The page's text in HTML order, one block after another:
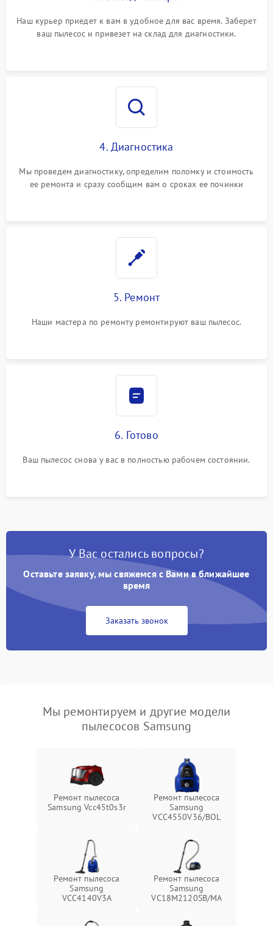
Наш курьер приедет к вам в удобное для вас время. Заберет
ваш пылесос и привезет на склад для диагностики.
4. Диагностика
Мы проведем диагностику, определим поломку и стоимость
ее ремонта и сразу сообщим вам о сроках ее починки
5. Ремонт
Наши мастера по ремонту ремонтируют ваш пылесос.
6. Готово
Ваш пылесос снова у вас в полностью рабочем состоянии.
У Вас остались вопросы?
Оставьте заявку, мы свяжемся с Вами в ближайшее
время
Заказать звонок
Мы ремонтируем и другие модели
пылесосов Samsung
Ремонт пылесоса
Samsung Vcc45t0s3r
Ремонт пылесоса
Samsung
VCC4550V36/BOL
Ремонт пылесоса
Samsung
VCC4140V3A
Ремонт пылесоса
Samsung
VC18M2120SB/MA